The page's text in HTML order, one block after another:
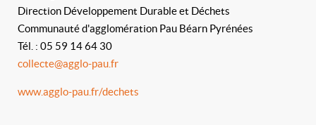
Direction Développement Durable et Déchets
Communauté d'agglomération Pau Béarn Pyrénées
Tél. : 05 59 14 64 30
collecte@agglo-pau.fr
www.agglo-pau.fr/dechets